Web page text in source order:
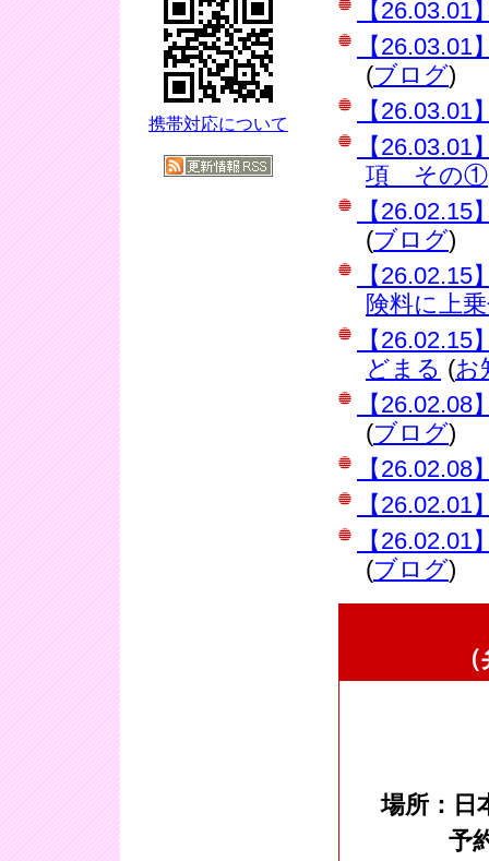
【
【
(ブログ)
【
【
項 その①
【
(ブログ)
【
険料に上
【
どまる (お
【
(ブログ)
【
【
【
(ブログ)
場所：日
予
携帯対応について